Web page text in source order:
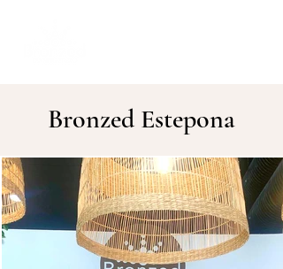
Bronzed Estepona